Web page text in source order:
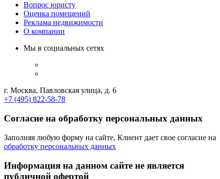
Вопрос юристу
Оценка помещений
Реклама недвижимости
О компании
Мы в социальных сетях
г. Москва, Павловская улица, д. 6
+7 (495) 822-58-78
Согласие на обработку персональных данных
Заполняя любую форму на сайте, Клиент дает свое согласие на
обработку персональных данных
Информация на данном сайте не является
публичной офертой